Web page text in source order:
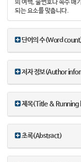
의 여백, 줄번호나 쪽수 매
되는 요소를 맞춥니다.
단어의 수(Word
저자 정보(Author
제목(Title & Running
초록(Abstract)